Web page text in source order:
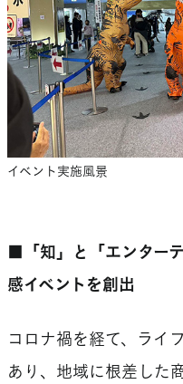
イベント実施風景
■
「知」と「エンター
感イベントを創出
コロナ禍を経て、ライ
あり、地域に根差した